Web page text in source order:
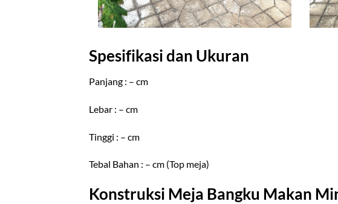
Spesifikasi dan Ukuran
Panjang : – cm
Lebar : – cm
Tinggi : – cm
Tebal Bahan : – cm (Top meja)
Konstruksi Meja Bangku Makan